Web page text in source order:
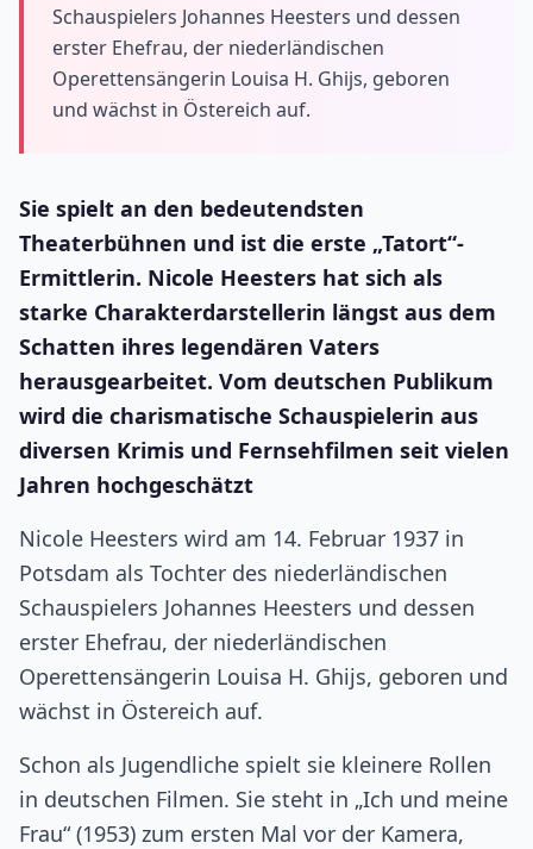
Schauspielers Johannes Heesters und dessen
erster Ehefrau, der niederländischen
Operettensängerin Louisa H. Ghijs, geboren
und wächst in Östereich auf.
Sie spielt an den bedeutendsten
Theaterbühnen und ist die erste „Tatort“-
Ermittlerin. Nicole Heesters hat sich als
starke Charakterdarstellerin längst aus dem
Schatten ihres legendären Vaters
herausgearbeitet. Vom deutschen Publikum
wird die charismatische Schauspielerin aus
diversen Krimis und Fernsehfilmen seit vielen
Jahren hochgeschätzt
Nicole Heesters wird am 14. Februar 1937 in
Potsdam als Tochter des niederländischen
Schauspielers Johannes Heesters und dessen
erster Ehefrau, der niederländischen
Operettensängerin Louisa H. Ghijs, geboren und
wächst in Östereich auf.
Schon als Jugendliche spielt sie kleinere Rollen
in deutschen Filmen. Sie steht in „Ich und meine
Frau“ (1953) zum ersten Mal vor der Kamera,